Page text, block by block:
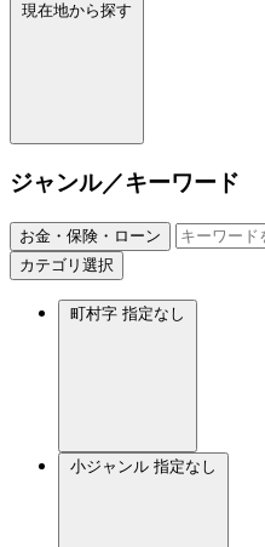
現在地から探す
ジャンル／キーワード
お金・保険・ローン
カテゴリ選択
町村字 指定なし
小ジャンル 指定なし